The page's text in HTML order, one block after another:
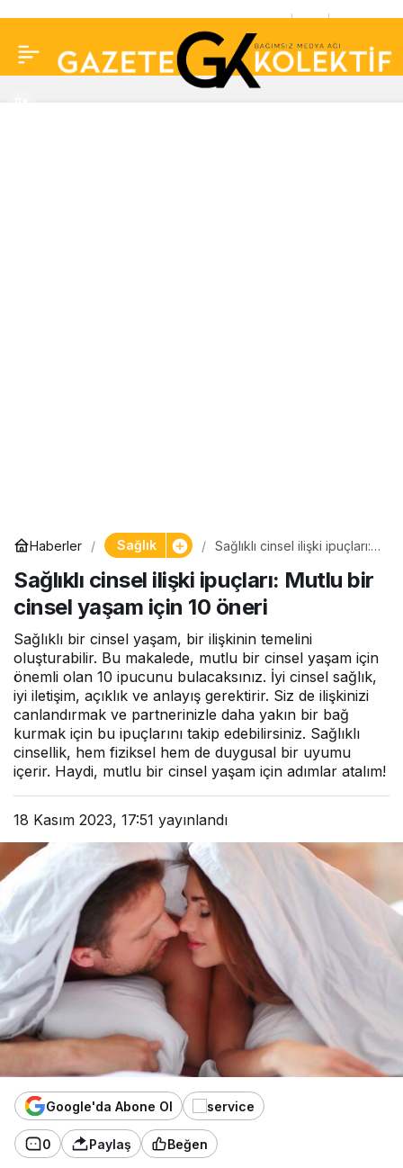
Haberler Sağlık
Sağlıklı cinsel ilişki ipuçları:
10 öneri
Sağlıklı cinsel ilişki ipuçları: Mutlu bir
cinsel yaşam için 10 öneri
Sağlıklı bir cinsel yaşam, bir ilişkinin temelini
oluşturabilir. Bu makalede, mutlu bir cinsel yaşam için
önemli olan 10 ipucunu bulacaksınız. İyi cinsel sağlık,
iyi iletişim, açıklık ve anlayış gerektirir. Siz de ilişkinizi
canlandırmak ve partnerinizle daha yakın bir bağ
kurmak için bu ipuçlarını takip edebilirsiniz. Sağlıklı
cinsellik, hem fiziksel hem de duygusal bir uyumu
içerir. Haydi, mutlu bir cinsel yaşam için adımlar atalım!
18 Kasım 2023, 17:51 yayınlandı
Google'da Abone Ol
0 Paylaş Beğen
adamış bir güldürü